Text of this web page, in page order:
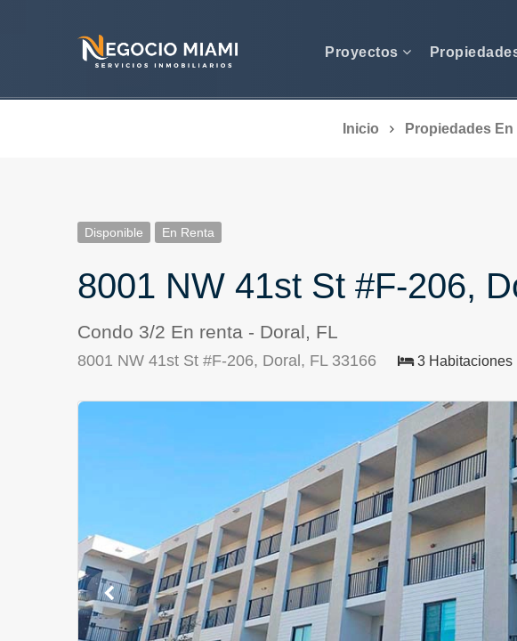
Proyectos
Inicio Propiedades En
Disponible En Renta
8001 NW 41st St #F-206,
Condo 3/2 En renta - Doral, FL
8001 NW 41st St #F-206, Doral, FL 33166 3 Habitaciones